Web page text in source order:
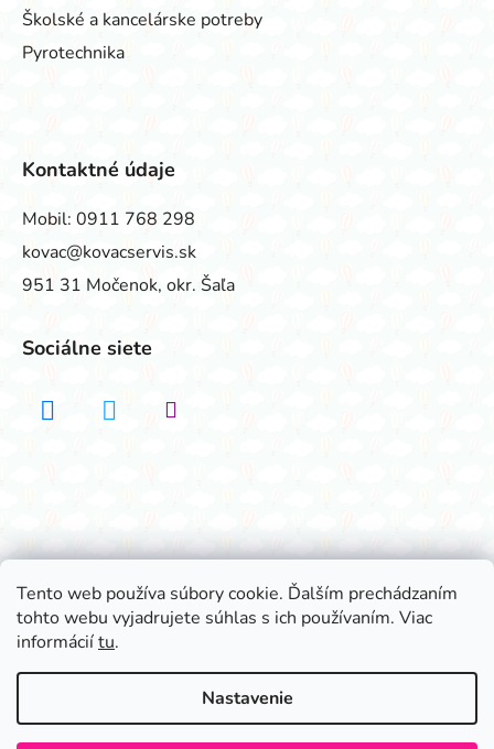
Tento web používa súbory cookie. Ďalším prechádzaním
tohto webu vyjadrujete súhlas s ich používaním. Viac
informáciítu.
Nastavenie
Školské a kancelárske potreby
Pyrotechnika
Kontaktné údaje
Mobil: 0911 768 298
kovac@kovacservis.sk
951 31 Močenok, okr. Šaľa
Sociálne siete
vyhradené.